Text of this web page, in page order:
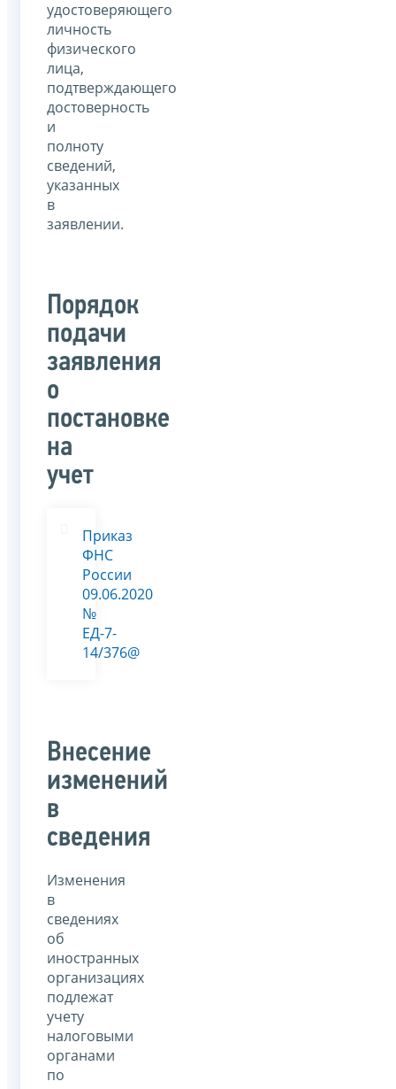
удостоверяющего
личность
физического
лица,
подтверждающего
достоверность
и
полноту
сведений,
указанных
в
заявлении.
Порядок
подачи
заявления
о
постановке
на
учет
Приказ
ФНС
России
09.06.2020
№
ЕД-7-
14/376@
Внесение
изменений
в
сведения
Изменения
в
сведениях
об
иностранных
организациях
подлежат
учету
налоговыми
органами
по